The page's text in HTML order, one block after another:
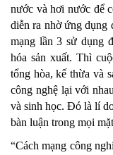
nước và hơi nước để
diễn ra nhờ ứng dụng
mạng lần 3 sử dụng
hóa sản xuất. Thì
tổng hòa, kế thừa và
công nghệ lại với
và sinh học. Đó là lí
bàn luận trong mọi
“Cách mạng công